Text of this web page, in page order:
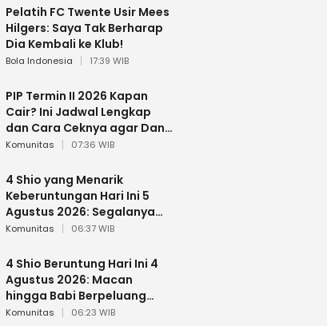
Pelatih FC Twente Usir Mees
Hilgers: Saya Tak Berharap
Dia Kembali ke Klub!
Bola Indonesia 17:39 WIB
PIP Termin II 2026 Kapan
Cair? Ini Jadwal Lengkap
dan Cara Ceknya agar Dana
Tidak Hangus!
Komunitas 07:36 WIB
4 Shio yang Menarik
Keberuntungan Hari Ini 5
Agustus 2026: Segalanya
Berjalan Lancar
Komunitas 06:37 WIB
4 Shio Beruntung Hari Ini 4
Agustus 2026: Macan
hingga Babi Berpeluang
Dapat Kabar Baik
Komunitas 06:23 WIB